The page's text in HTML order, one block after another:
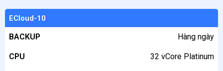
ECloud-10
BACKUP Hàng ngày
CPU 32 vCore Platinum